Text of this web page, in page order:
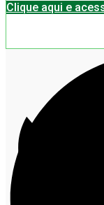
Clique aqui e